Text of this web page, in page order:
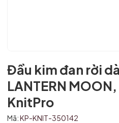
Đầu kim đan rời
LANTERN
KnitPro
Mã:KP-KNIT-350142
Mã giảm giá:
Điều kiện: